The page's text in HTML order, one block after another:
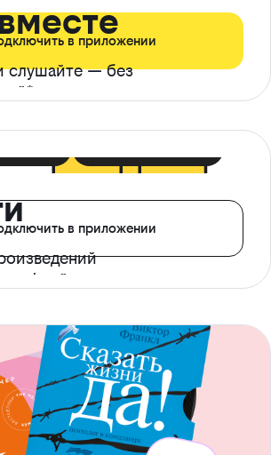
слушайте — без
в приложении
офлайн
в приложении